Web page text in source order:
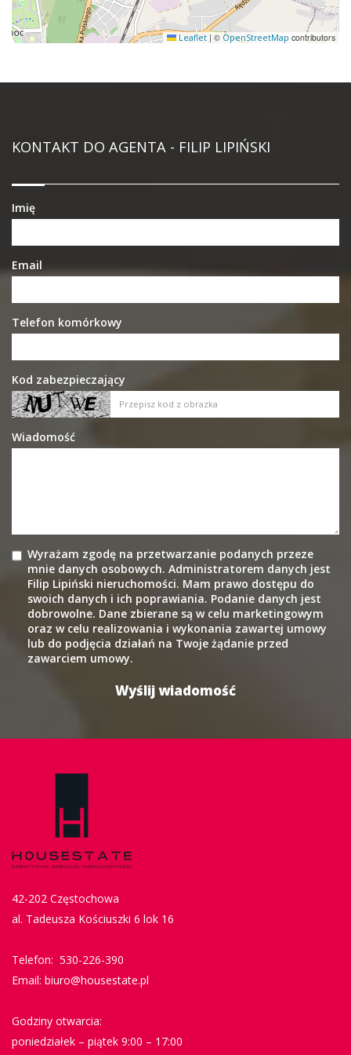
Leaflet | © OpenStreetMap contributors
KONTAKT DO AGENTA - FILIP LIPIŃSKI
Imię
Email
Telefon komórkowy
Kod zabezpieczający
Wiadomość
Wyrażam zgodę na przetwarzanie podanych przeze
mnie danych osobowych. Administratorem danych jest
Filip Lipiński nieruchomości. Mam prawo dostępu do
swoich danych i ich poprawiania. Podanie danych jest
dobrowolne. Dane zbierane są w celu marketingowym
oraz w celu realizowania i wykonania zawartej umowy
lub do podjęcia działań na Twoje żądanie przed
zawarciem umowy.
42-202 Częstochowa
al. Tadeusza Kościuszki 6 lok 16
Telefon: 530-226-390
Email: biuro@housestate.pl
Godziny otwarcia:
poniedziałek – piątek 9:00 – 17:00